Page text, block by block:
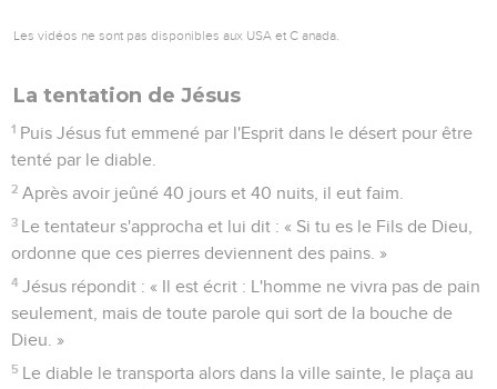
Les vidéos ne sont pas disponibles aux USA et C anada.
La tentation de Jésus
1 Puis Jésus fut emmené par l'Esprit dans le désert pour être
tenté par le diable.
2 Après avoir jeûné 40 jours et 40 nuits, il eut faim.
3 Le tentateur s'approcha et lui dit : « Si tu es le Fils de Dieu,
ordonne que ces pierres deviennent des pains. »
4 Jésus répondit : « Il est écrit : L'homme ne vivra pas de pain
seulement, mais de toute parole qui sort de la bouche de
Dieu. »
5 Le diable le transporta alors dans la ville sainte, le plaça au